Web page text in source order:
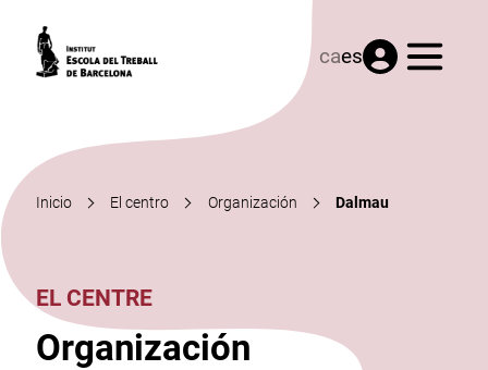
caes Menú
Inicio El centro Organización Dalmau
EL CENTRE
Organización